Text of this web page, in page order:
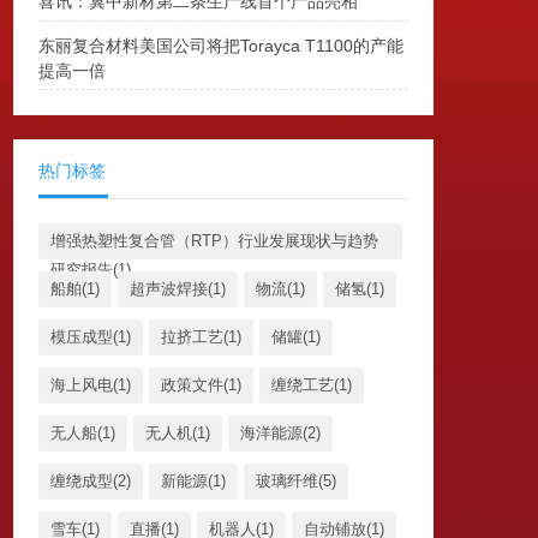
东丽复合材料美国公司将把Torayca T1100的产能
提高一倍
热门标签
增强热塑性复合管（RTP）行业发展现状与趋势
研究报告(1)
船舶(1)
超声波焊接(1) 物流(1) 储氢(1)
模压成型(1) 拉挤工艺(1) 储罐(1)
海上风电(1) 政策文件(1) 缠绕工艺(1)
无人船(1) 无人机(1) 海洋能源(2)
缠绕成型(2) 新能源(1) 玻璃纤维(5)
雪车(1) 直播(1) 机器人(1) 自动铺放(1)